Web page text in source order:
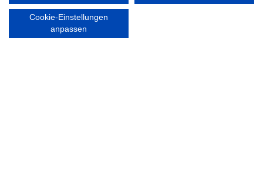
Datenschutzerklärung
Cookie-Einstellungen
anpassen